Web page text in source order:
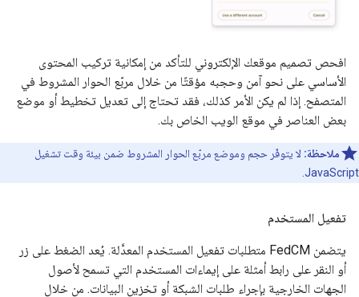
افحص تصميم موقعك الإلكتروني للتأكد من إمكانية تركيب المحتوى
الأساسي على نحو آمن وحجبه مؤقتًا من خلال مربّع الحوار المشروط في
المتصفح. إذا لم يكن الأمر كذلك، فقد تحتاج إلى تعديل تخطيط أو موضع
بعض العناصر في موقع الويب الخاص بك.
ملاحظة: لا يتوفّر حجم وموضع مربّع الحوار المشروط ضمن بيئة وقت تشغيل
JavaScript.
تفعيل المستخدم
يتضمن FedCM متطلبات تفعيل المستخدم المعدَّلة. يُعد الضغط على زر
أو النقر على رابط أمثلة على إيماءات المستخدم التي تسمح لأصول
الجهات الخارجية بإجراء طلبات الشبكة أو تخزين البيانات. من خلال